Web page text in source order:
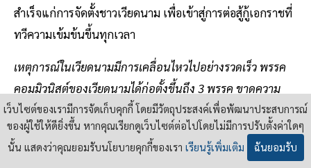
สำเร็จแก่การจัดตั้งชาวเวียดนาม เพื่อเข้าสู่การต่อสู้กู้เอกราชที่
ทวีความเข้มข้นขึ้นทุกเวลา
เหตุการณ์ในเวียดนามมีการเคลื่อนไหวไปอย่างรวดเร็ว พรรค
คอมมิวนิสต์ของเวียดนามได้ก่อตั้งขึ้นถึง 3 พรรค ขาดความ
เป็นเอกภาพ ท่านจึงต้องจากประเทศสยามเดินทางไปฮ่องกง
เพื่อภารกิจใหม่ในการติดต่อกับตัวแทนพรรคทั้งสามที่ฮ่องกง
และหาทางเคลื่อนไหวต่อในประเทศจีนทางตอนใต้ที่มีเขตแดน
เว็บไซต์ของเรามีการจัดเก็บคุกกี้ โดยมีวัตถุประสงค์เพื่อพัฒนาประสบการณ์
ของผู้ใช้ให้ดียิ่งขึ้น หากคุณเรียกดูเว็บไซต์ต่อไปโดยไม่มีการปรับตั้งค่าใดๆ
นั้น แสดงว่าคุณยอมรับนโยบายคุกกี้ของเรา เรียนรู้เพิ่มเติม ฉันยอมรับ